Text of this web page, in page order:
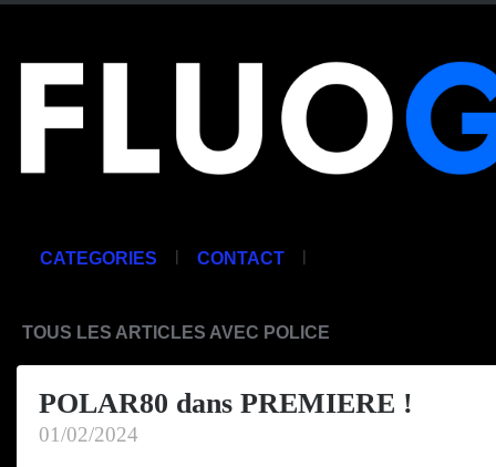
CATEGORIES | CONTACT |
TOUS LES ARTICLES AVEC POLICE
POLAR80 dans PREMIERE !
01/02/2024